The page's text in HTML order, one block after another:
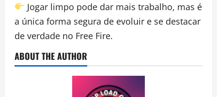
Jogar limpo pode dar mais trabalho, mas é
a única forma segura de evoluir e se destacar
de verdade no Free Fire.
ABOUT THE AUTHOR